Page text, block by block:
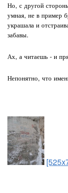
Но, с другой
умная, не в пример
украшала и
забавы.
Ах, а читаешь - и
Непонятно, что